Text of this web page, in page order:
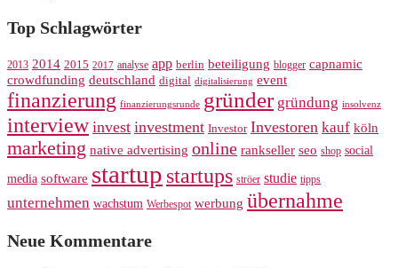
Top Schlagwörter
2013 2014 2015 2017 analyse app berlin beteiligung blogger capnamic
crowdfunding deutschland digital digitalisierung event
finanzierung finanzierungsrunde gründer gründung insolvenz
interview invest investment Investor Investoren kauf köln
marketing native advertising online rankseller seo shop social
media software startup startups ströer studie tipps
unternehmen wachstum Werbespot werbung übernahme
Neue Kommentare